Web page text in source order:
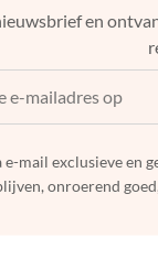
en
mail exclusieve en
onroerend